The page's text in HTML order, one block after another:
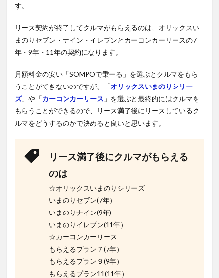
す。
リース契約が終了してクルマがもらえるのは、オリックスい
まのりセブン・ナイン・イレブンとカーコンカーリースの7
年・9年・11年の契約になります。
月額料金の安い「SOMPOで乗ーる」を選ぶとクルマをもら
うことができないのですが、「オリックスいまのりシリー
ズ」や「カーコンカーリース 」を選ぶと最終的にはクルマを
もらうことができるので、リース満了後にリースしているク
ルマをどうするのかで決めると良いと思います。
リース満了後にクルマがもらえる
のは
☆オリックスいまのりシリーズ
いまのりセブン(7年）
いまのりナイン(9年)
いまのりイレブン(11年）
☆カーコンカーリース
もらえるプラン７(7年）
もらえるプラン９(9年）
もらえるプラン11(11年）